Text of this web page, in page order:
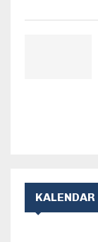
KALENDAR